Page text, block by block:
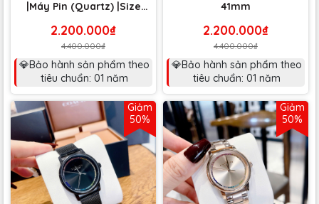
|Máy Pin (Quartz) |Size
2.200.000₫
4.400.000₫
💎Bảo hành sản phẩm theo
tiêu chuẩn: 01 năm
41mm
2.200.000₫
4.400.000₫
💎Bảo hành sản phẩm theo
tiêu chuẩn: 01 năm
Giảm
50%
Giảm
50%